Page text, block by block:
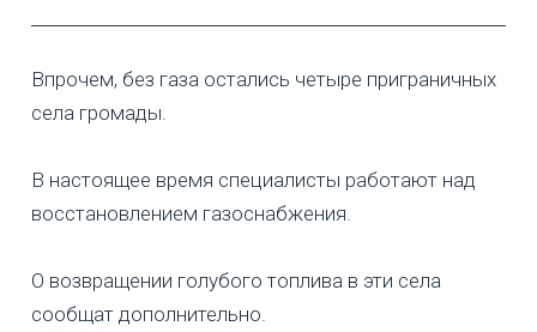
Впрочем, без газа остались четыре приграничных
села громады.
В настоящее время специалисты работают над
восстановлением газоснабжения.
О возвращении голубого топлива в эти села
сообщат дополнительно.